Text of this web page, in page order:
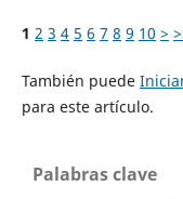
1 2 3 4 5 6 7 8 9 10 >
También puede
para este artículo.
Palabras clave